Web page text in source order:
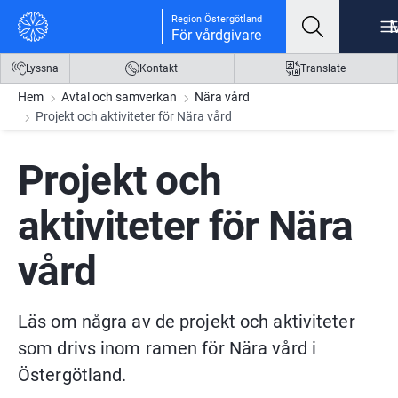
Gå till innehåll
Gå till meny
Gå till sidfot Region Östergötland
För vårdgivare
Lyssna Kontakt Translate
Hem Avtal och samverkan
Nära vård
Projekt och aktiviteter för Nära vård
Projekt och
aktiviteter för Nära
vård
Läs om några av de projekt och aktiviteter
som drivs inom ramen för Nära vård i
Östergötland.